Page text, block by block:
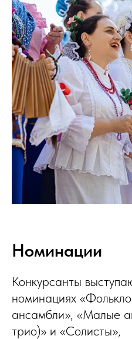
Номинации
Конкурсанты
номинациях
ансамбли», «Малые
трио)» и «Солисты»,